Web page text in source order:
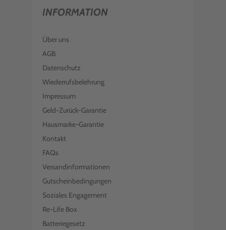
INFORMATION
Über uns
AGB
Datenschutz
Wiederrufsbelehrung
Impressum
Geld-Zurück-Garantie
Hausmarke-Garantie
Kontakt
FAQs
Versandinformationen
Gutscheinbedingungen
Soziales Engagement
Re-Life Box
Batteriegesetz